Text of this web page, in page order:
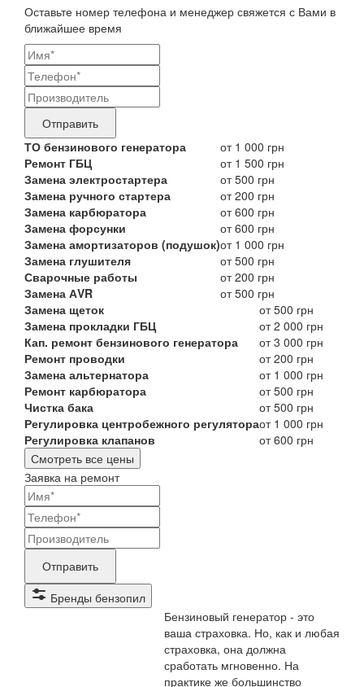
Оставьте номер телефона и менеджер свяжется с Вами в
ближайшее время
Ваши
контактные
данные
Название
бренда
продукта,
требующего
ремонта
Отправить
ТО бензинового генератора
от 1 000 грн
Ремонт ГБЦ
от 1 500 грн
Замена электростартера
от 500 грн
Замена ручного стартера
от 200 грн
Замена карбюратора
от 600 грн
Замена форсунки
от 600 грн
Замена амортизаторов (подушок)от 1 000 грн
Замена глушителя
от 500 грн
Сварочные работы
от 200 грн
Замена АVR
от 500 грн
Замена щеток
от 500 грн
Замена прокладки ГБЦ
от 2 000 грн
Кап. ремонт бензинового генератора
от 3 000 грн
Ремонт проводки
от 200 грн
Замена альтернатора
от 1 000 грн
Ремонт карбюратора
от 500 грн
Чистка бака
от 500 грн
Регулировка центробежного регулятораот 1 000 грн
Регулировка клапанов
от 600 грн
Смотреть все цены
Заявка на ремонт
Ваши
контактные
данные
Название
бренда
продукта,
требующего
Отправить
Бренды бензопил
Бензиновый генератор - это
ваша страховка. Но, как и любая
страховка, она должна
сработать мгновенно. На
практике же большинство